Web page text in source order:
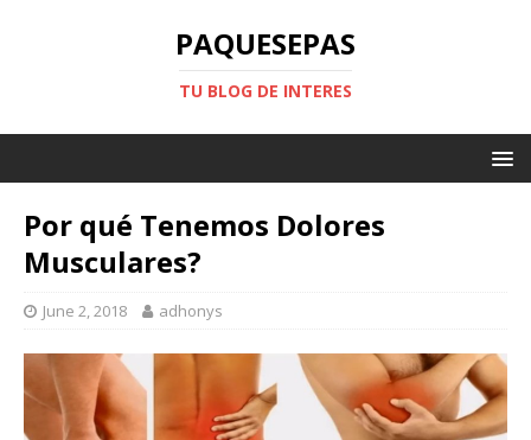
PAQUESEPAS
TU BLOG DE INTERES
Por qué Tenemos Dolores
Musculares?
June 2, 2018 adhonys